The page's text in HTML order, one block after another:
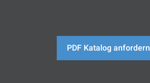
PDF Katalog anfordern